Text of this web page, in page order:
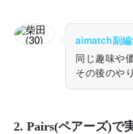
aimatch副
同じ趣味や
その後のや
2. Pairs(ペアーズ)で